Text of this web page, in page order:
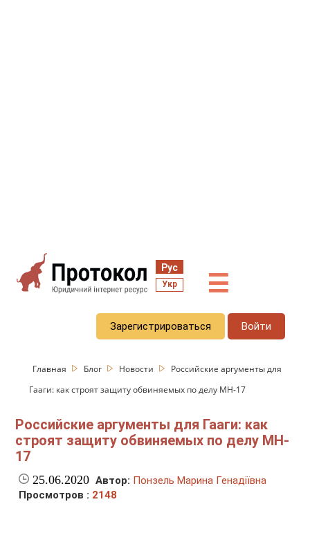
Рус
Укр ☰
Зарегистрироваться Войти
Главная Блог Новости
Российские аргументы для
Гааги: как строят защиту обвиняемых по делу MH-17
Российские аргументы для Гааги: как
строят защиту обвиняемых по делу MH-
17
25.06.2020 Автор: Понзель Марина Генадіївна
Просмотров : 2148